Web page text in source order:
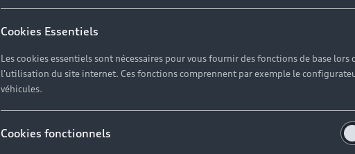
Cookies Essentiels
Les cookies essentiels sont nécessaires pour vous fournir des fonctions de base lors
l'utilisation du site internet. Ces fonctions comprennent par exemple le
véhicules.
Cookies fonctionnels